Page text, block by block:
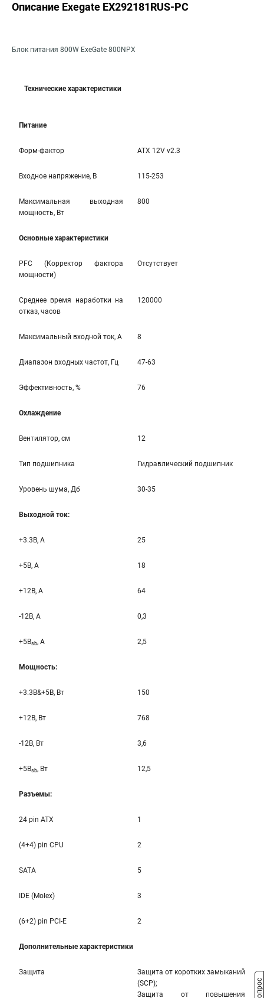
Описание Exegate EX292181RUS-PC
Блок питания 800W ExeGate 800NPX
Технические характеристики
Питание
Форм-фактор ATX 12V v2.3
Входное напряжение, В 115-253
Максимальная выходная
мощность, Вт
800
Основные характеристики
PFC (Корректор фактора
мощности)
Отсутствует
Среднее время наработки на
отказ, часов
120000
Максимальный входной ток, А 8
Диапазон входных частот, Гц 47-63
Эффективность, % 76
Охлаждение
Вентилятор, см 12
Тип подшипника Гидравлический подшипник
Уровень шума, Дб 30-35
Выходной ток:
+3.3B, А 25
+5B, А 18
+12B, A 64
-12B, A 0,3
+5Bsb, A 2,5
Мощность:
+3.3B&+5B, Вт 150
+12B, Вт 768
-12B, Вт 3,6
+5Bsb, Вт 12,5
Разъемы:
24 pin ATX 1
(4+4) pin CPU 2
SATA 5
IDE (Molex) 3
(6+2) pin PCI-E 2
Дополнительные характеристики
Защита
Защита от коротких замыканий
(SCP);
Защита от повышения